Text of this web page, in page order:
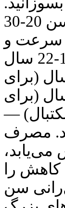
پیک شکل بدنی برای بیشتر ورزش‌ها پیک در سن 20-30
سرعت و
استقامت می‌رسد. سرعت واکنش: پیک در سن 18-22 سال
قدرت: پیک در سن 25-30 سال (برای
استقامت: پیک در سن 25-35 سال (برای
—
مصرف
را
سن